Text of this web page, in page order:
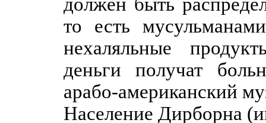
то есть
нехаляльные
деньги получат
арабо-американский
Население Дирборна